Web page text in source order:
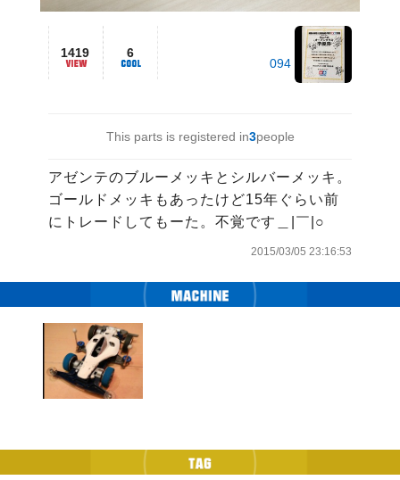
1419 6
094
This parts is registered in3people
アゼンテのブルーメッキとシルバーメッキ。
ゴールドメッキもあったけど15年ぐらい前
にトレードしてもーた。不覚です＿|￣|○
2015/03/05 23:16:53